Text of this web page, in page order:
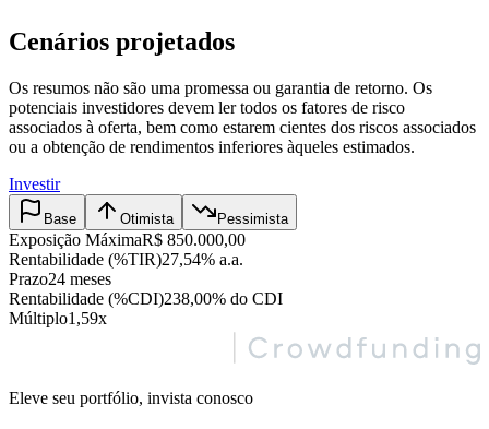
Cenários projetados
Os resumos não são uma promessa ou garantia de retorno. Os
potenciais investidores devem ler todos os fatores de risco
associados à oferta, bem como estarem cientes dos riscos associados
ou a obtenção de rendimentos inferiores àqueles estimados.
Investir
Base Otimista Pessimista
Exposição MáximaR$ 850.000,00
Rentabilidade (%TIR)27,54% a.a.
Prazo24 meses
Rentabilidade (%CDI)238,00% do CDI
Múltiplo1,59x
Eleve seu portfólio, invista conosco